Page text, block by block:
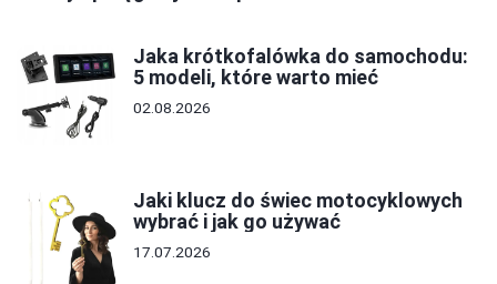
Jaka krótkofalówka do samochodu:
5 modeli, które warto mieć
02.08.2026
Jaki klucz do świec motocyklowych
wybrać i jak go używać
17.07.2026